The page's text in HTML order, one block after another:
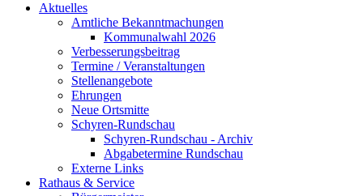
Aktuelles
Amtliche Bekanntmachungen
Kommunalwahl 2026
Verbesserungsbeitrag
Termine / Veranstaltungen
Stellenangebote
Ehrungen
Neue Ortsmitte
Schyren-Rundschau
Schyren-Rundschau - Archiv
Abgabetermine Rundschau
Externe Links
Rathaus & Service